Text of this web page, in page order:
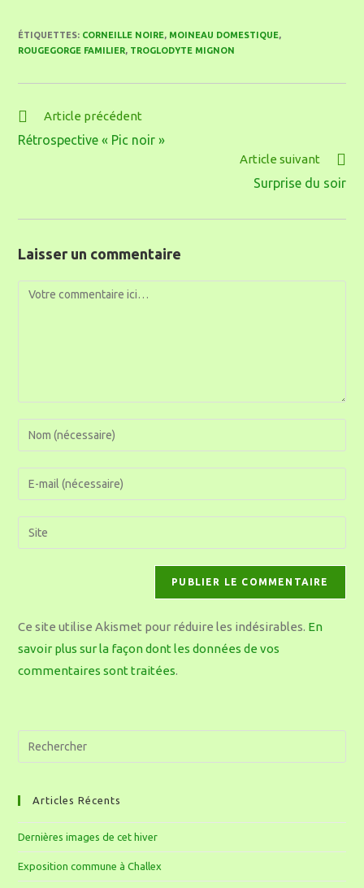
ÉTIQUETTES: CORNEILLE NOIRE, MOINEAU DOMESTIQUE,
ROUGEGORGE FAMILIER, TROGLODYTE MIGNON
Article précédent
Rétrospective « Pic noir »
Article suivant
Surprise du soir
Laisser un commentaire
Ce site utilise Akismet pour réduire les indésirables. En
savoir plus sur la façon dont les données de vos
commentaires sont traitées.
Articles Récents
Dernières images de cet hiver
Exposition commune à Challex